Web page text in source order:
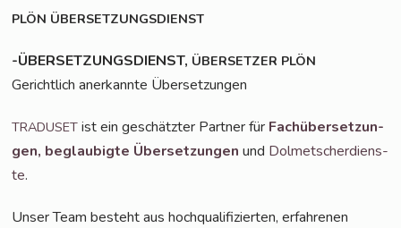
PLÖN ÜBERSETZUNGSDIENST
-ÜBERSETZUNGSDIENST, ÜBERSETZER PLÖN
Gericht­lich aner­kann­te Übersetzungen
TRADUSET ist ein geschätz­ter Part­ner für Fach­über­set­zun­
gen, beglau­big­te Über­set­zun­gen und Dol­met­scher­diens­
te.
Unser Team besteht aus hoch­qua­li­fi­zier­ten, erfah­re­nen